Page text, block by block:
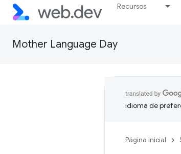
Recursos
Mother Language Day
idioma de
Página inicial